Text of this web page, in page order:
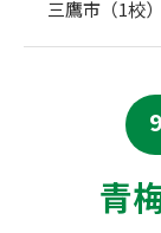
三鷹市（1校）
青